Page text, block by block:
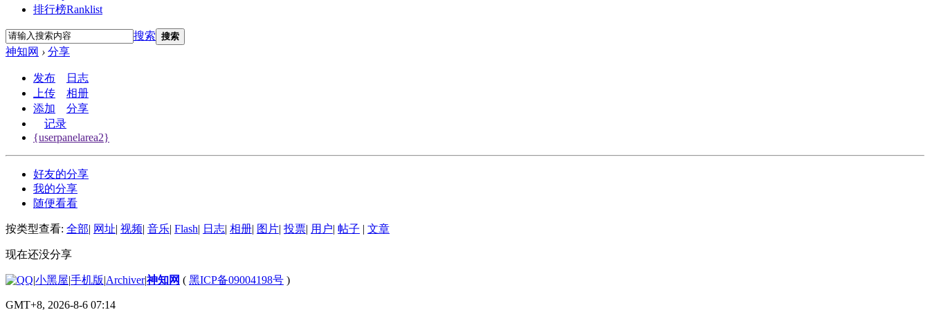
排行榜Ranklist
搜索 搜索
神知网 › 分享
发布
日志
上传
相册
添加
分享
记录
{userpanelarea2}
好友的分享
我的分享
随便看看
按类型查看: 全部| 网址| 视频| 音乐| Flash| 日志| 相册| 图片| 投票| 用户| 帖子 | 文章
现在还没分享
|小黑屋|手机版|Archiver|神知网 ( 黑ICP备09004198号 )
GMT+8, 2026-8-6 07:14